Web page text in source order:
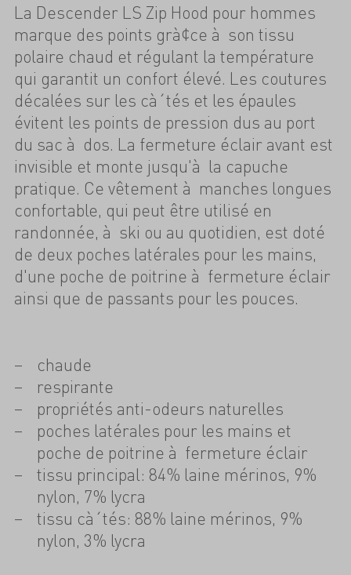
La Descender LS Zip Hood pour hommes
marque des points grà¢ce à son tissu
polaire chaud et régulant la température
qui garantit un confort élevé. Les coutures
décalées sur les cà´tés et les épaules
évitent les points de pression dus au port
du sac à dos. La fermeture éclair avant est
invisible et monte jusqu'à la capuche
pratique. Ce vêtement à manches longues
confortable, qui peut être utilisé en
randonnée, à ski ou au quotidien, est doté
de deux poches latérales pour les mains,
d'une poche de poitrine à fermeture éclair
ainsi que de passants pour les pouces.
chaude
respirante
propriétés anti-odeurs naturelles
poches latérales pour les mains et
poche de poitrine à fermeture éclair
tissu principal: 84% laine mérinos, 9%
nylon, 7% lycra
tissu cà´tés: 88% laine mérinos, 9%
nylon, 3% lycra